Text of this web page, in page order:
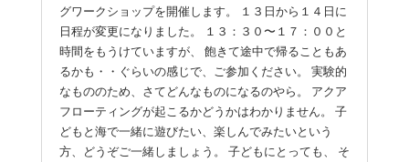
グワークショップを開催します。 １３日から１４日に
日程が変更になりました。 １３：３０〜１７：００と
時間をもうけていますが、 飽きて途中で帰ることもあ
るかも・・ぐらいの感じで、ご参加ください。 実験的
なもののため、さてどんなものになるのやら。 アクア
フローティングが起こるかどうかはわかりません。 子
どもと海で一緒に遊びたい、楽しんでみたいという
方、どうぞご一緒しましょう。 子どもにとっても、 そ